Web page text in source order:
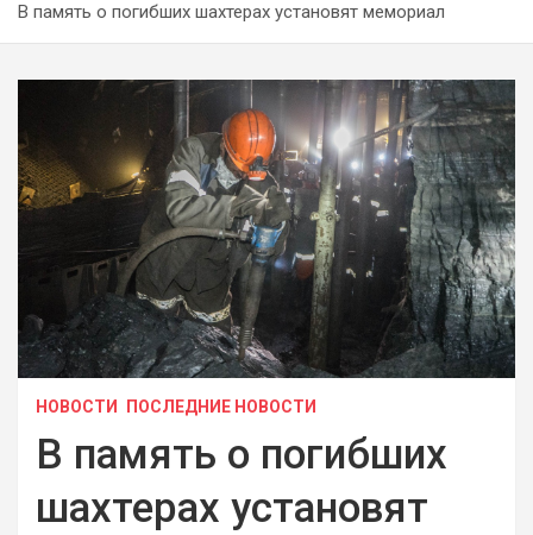
В память о погибших шахтерах установят мемориал
НОВОСТИ ПОСЛЕДНИЕ НОВОСТИ
В память о погибших
шахтерах установят